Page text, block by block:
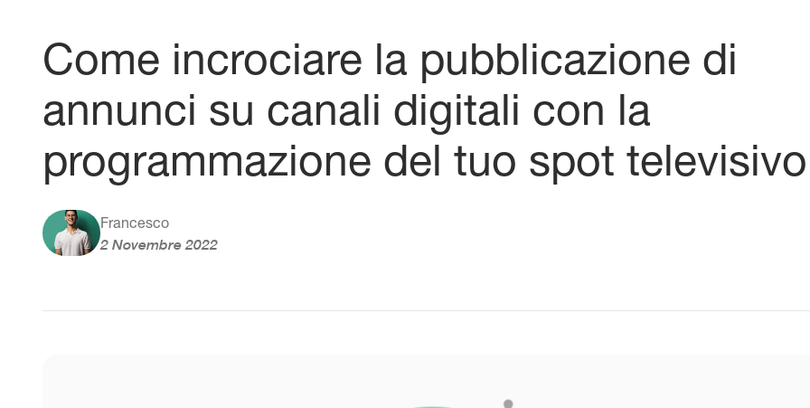
Come incrociare la pubblicazione di
annunci su canali digitali con la
programmazione del tuo spot televisivo
Francesco
2 Novembre 2022